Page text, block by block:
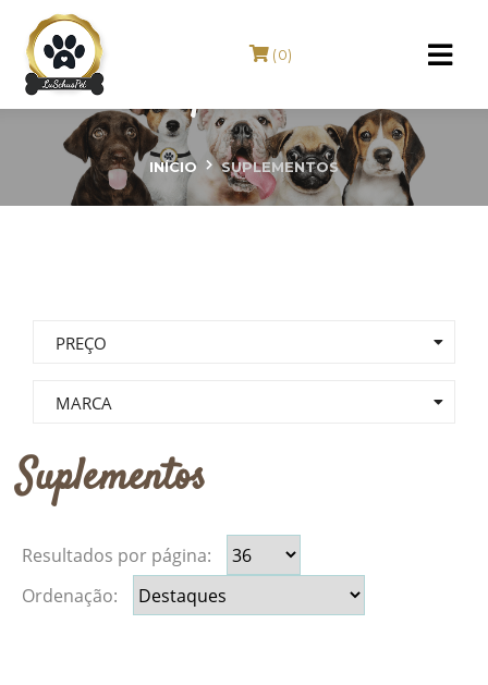
(0)
INÍCIO SUPLEMENTOS
PREÇO
MARCA
Suplementos
Resultados por página:
Ordenação: